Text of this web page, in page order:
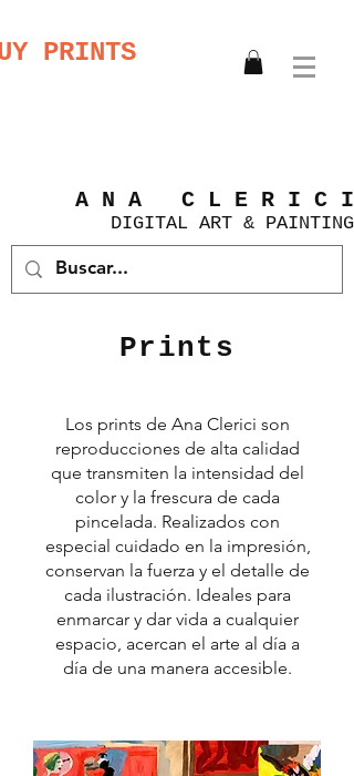
PRINTS
A N A C L E R I C I
DIGITAL ART & PAINTING
Prints
Los prints de Ana Clerici son
reproducciones de alta calidad
que transmiten la intensidad del
color y la frescura de cada
pincelada. Realizados con
especial cuidado en la impresión,
conservan la fuerza y el detalle de
cada ilustración. Ideales para
enmarcar y dar vida a cualquier
espacio, acercan el arte al día a
día de una manera accesible.